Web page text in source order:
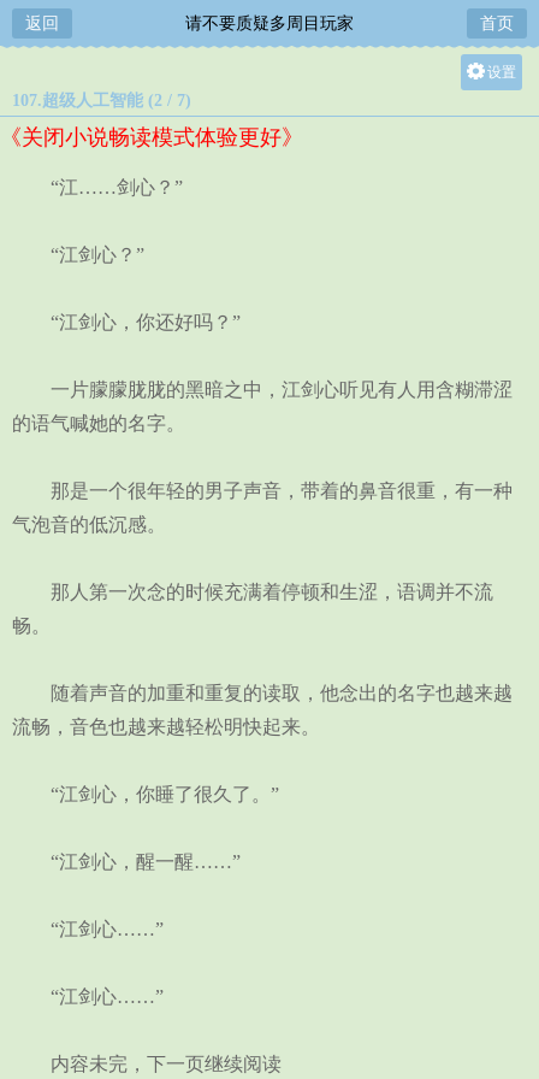
返回 请不要质疑多周目玩家 首页
设置
107.超级人工智能 (2 / 7)
《关闭小说畅读模式体验更好》
“江……剑心？”
“江剑心？”
“江剑心，你还好吗？”
一片朦朦胧胧的黑暗之中，江剑心听见有人用含糊滞涩
的语气喊她的名字。
那是一个很年轻的男子声音，带着的鼻音很重，有一种
气泡音的低沉感。
那人第一次念的时候充满着停顿和生涩，语调并不流
畅。
随着声音的加重和重复的读取，他念出的名字也越来越
流畅，音色也越来越轻松明快起来。
“江剑心，你睡了很久了。”
“江剑心，醒一醒……”
“江剑心……”
“江剑心……”
内容未完，下一页继续阅读